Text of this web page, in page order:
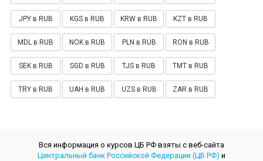
JPY в RUB KGS в RUB KRW в RUB KZT в RUB
MDL в RUB NOK в RUB PLN в RUB RON в RUB
SEK в RUB SGD в RUB TJS в RUB TMT в RUB
TRY в RUB UAH в RUB UZS в RUB ZAR в RUB
Вся информация о курсов ЦБ РФ взяты с веб-сайта
Центральный банк Российской Федерации (ЦБ РФ) и